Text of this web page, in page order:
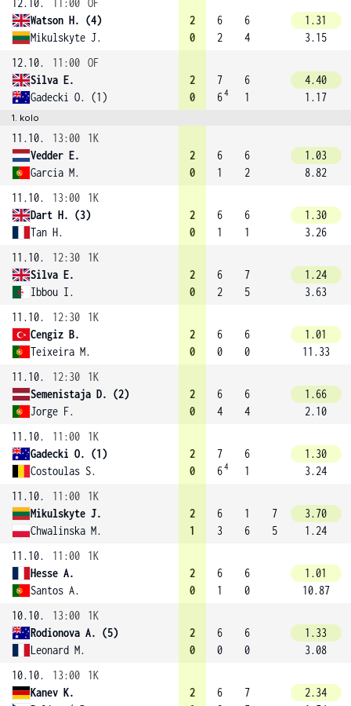
12.10.
11:00 OF
Watson H. (4)
Mikulskyte J.
2
0
6
2
6
4
1.31
3.15
12.10.
11:00 OF
Silva E.
Gadecki O. (1)
2
0
7
64
6
1
4.40
1.17
1. kolo
11.10. 13:00
1K
Vedder E.
Garcia M.
2
0
6
1
6
2
1.03
8.82
11.10.
13:00
1K
Dart H. (3)
Tan H.
2
0
6
1
6
1
1.30
3.26
11.10.
12:30
1K
Silva E.
Ibbou I.
2
0
6
2
7
5
1.24
3.63
11.10.
12:30
1K
Cengiz B.
Teixeira M.
2
0
6
0
6
0
1.01
11.33
11.10.
12:30
1K
Semenistaja D. (2)
Jorge F.
2
0
6
4
6
4
1.66
2.10
11.10.
11:00
1K
Gadecki O. (1)
Costoulas S.
2
0
7
64
6
1
1.30
3.24
11.10.
11:00
1K
Mikulskyte J.
Chwalinska M.
2
1
6
3
1
6
7
5
3.70
1.24
11.10.
11:00
1K
Hesse A.
Santos A.
2
0
6
1
6
0
1.01
10.87
10.10.
13:00
1K
Rodionova A. (5)
Leonard M.
2
0
6
0
6
0
1.33
3.08
10.10.
13:00
1K
Kanev K.
2
6
7
2.34